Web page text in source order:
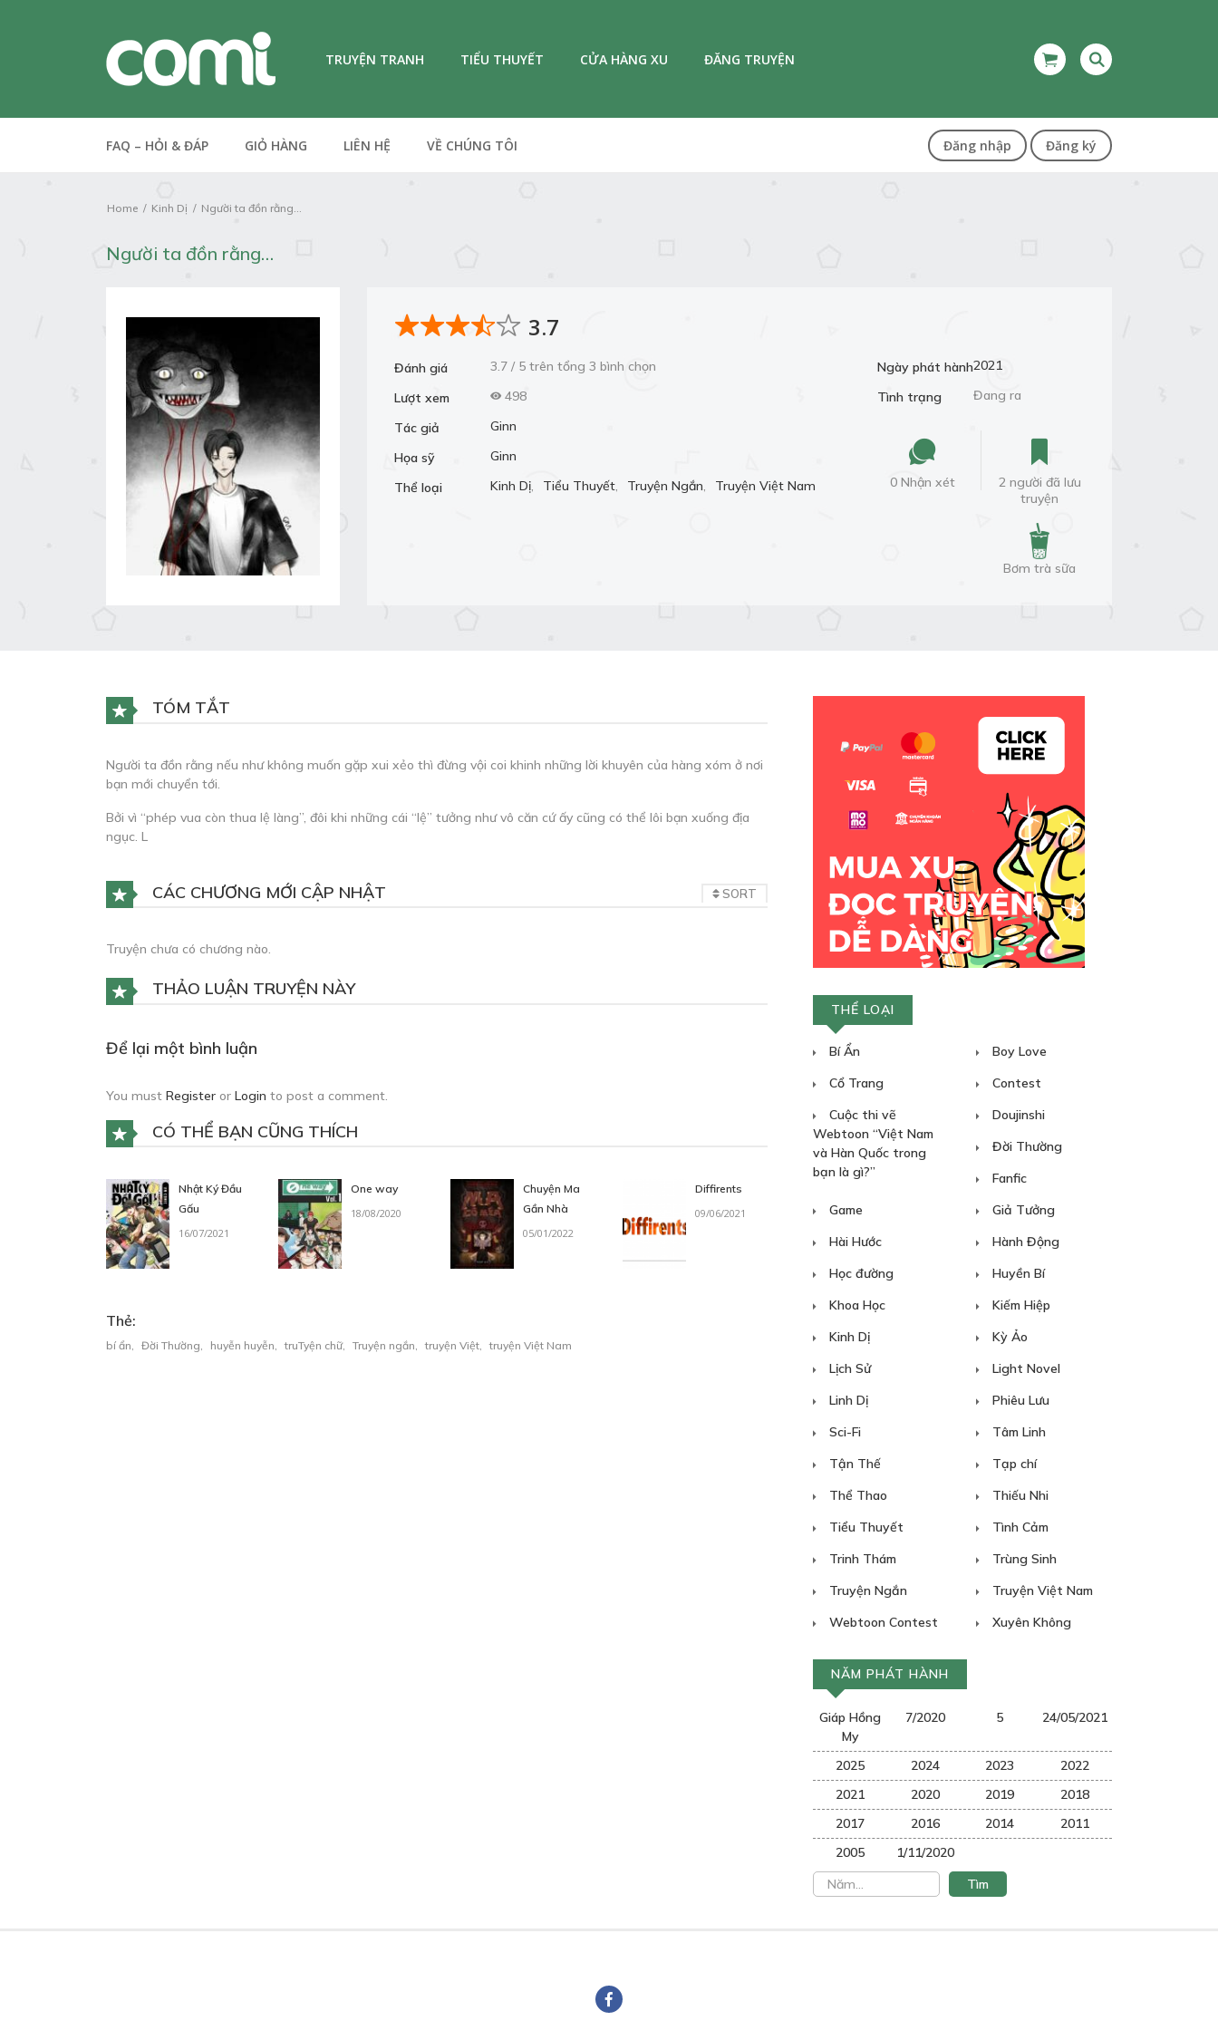
TRUYỆN TRANH TIỂU THUYẾT CỬA HÀNG XU ĐĂNG TRUYỆN
FAQ – HỎI & ĐÁP GIỎ HÀNG LIÊN HỆ VỀ CHÚNG TÔI Đăng nhập Đăng ký
Home Kinh Dị Người ta đồn rằng...
Người ta đồn rằng…
3.7
Đánh giá
3.7 / 5 trên tổng 3 bình chọn
Lượt xem
498
Tác giả
Ginn
Họa sỹ
Ginn
Thể loại
Kinh Dị, Tiểu Thuyết, Truyện Ngắn, Truyện Việt Nam
Ngày phát hành2021
Tình trạng
Đang ra
0 Nhận xét
2 người đã lưu
truyện
Bơm trà sữa
TÓM TẮT
Người ta đồn rằng nếu như không muốn gặp xui xẻo thì đừng vội coi khinh những lời khuyên của hàng xóm ở nơi
bạn mới chuyển tới.
Bởi vì “phép vua còn thua lệ làng”, đôi khi những cái “lệ” tưởng như vô căn cứ ấy cũng có thể lôi bạn xuống địa
ngục. L
CÁC CHƯƠNG MỚI CẬP NHẬT SORT
Truyện chưa có chương nào.
THẢO LUẬN TRUYỆN NÀY
Để lại một bình luận
You must Register or Login to post a comment.
CÓ THỂ BẠN CŨNG THÍCH
Nhật Ký Đầu
Gấu
16/07/2021
One way
18/08/2020
Chuyện Ma
Gần Nhà
05/01/2022
Diffirents
09/06/2021
Thẻ:
bí ẩn Đời Thường huyễn huyễn truTyện chữ, Truyện ngắn truyện Việt truyện Việt Nam
THỂ LOẠI
Bí Ẩn
Boy Love
Cổ Trang
Contest
Cuộc thi vẽ
Webtoon “Việt Nam
và Hàn Quốc trong
bạn là gì?”
Doujinshi
Đời Thường
Fanfic
Game
Giả Tưởng
Hài Hước
Hành Động
Học đường
Huyền Bí
Khoa Học
Kiếm Hiệp
Kinh Dị
Kỳ Ảo
Lịch Sử
Light Novel
Linh Dị
Phiêu Lưu
Sci-Fi
Tâm Linh
Tận Thế
Tạp chí
Thể Thao
Thiếu Nhi
Tiểu Thuyết
Tình Cảm
Trinh Thám
Trùng Sinh
Truyện Ngắn
Truyện Việt Nam
Webtoon Contest
Xuyên Không
NĂM PHÁT HÀNH
Giáp Hồng
My
7/2020 5 24/05/2021
2025 2024 2023
2022
2021
2020 2019
2018
2017
2016 2014
2011
2005
1/11/2020